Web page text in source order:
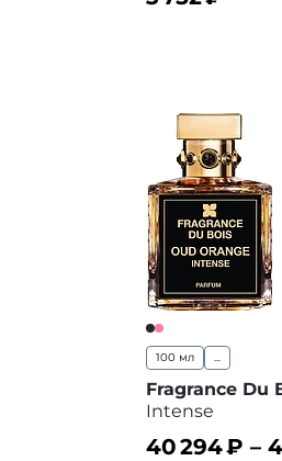
100 мл ...
Fragrance Du
Intense
40 294₽ –